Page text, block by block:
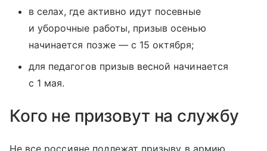
в селах, где активно идут посевные
и уборочные работы, призыв осенью
начинается позже — с 15 октября;
для педагогов призыв весной начинается
с 1 мая.
Кого не призовут на службу
Не все россияне подлежат призыву в армию.